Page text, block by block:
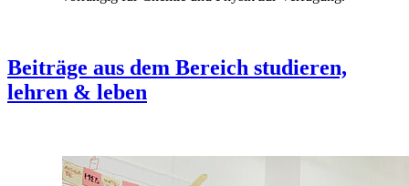
Beiträge aus dem Bereich studieren,
lehren & leben